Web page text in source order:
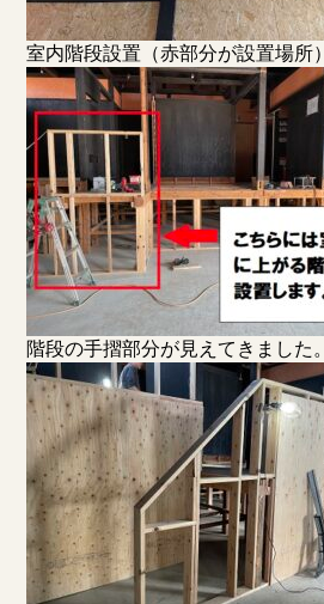
室内階段設置（赤部分が設置場所）
階段の手摺部分が見えてきました。